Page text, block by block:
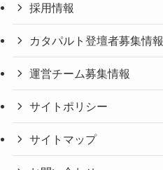
採用情報
カタパルト登壇者募集情報
運営チーム募集情報
サイトポリシー
サイトマップ